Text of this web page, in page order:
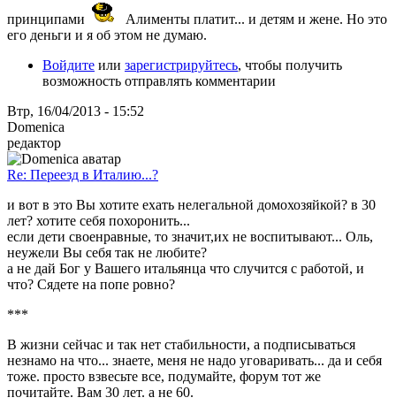
принципами
Алименты платит... и детям и жене. Но это
его деньги и я об этом не думаю.
Войдите или зарегистрируйтесь, чтобы получить
возможность отправлять комментарии
Втр, 16/04/2013 - 15:52
Domenica
редактор
Re: Переезд в Италию...?
и вот в это Вы хотите ехать нелегальной домохозяйкой? в 30
лет? хотите себя похоронить...
если дети своенравные, то значит,их не воспитывают... Оль,
неужели Вы себя так не любите?
а не дай Бог у Вашего итальянца что случится с работой, и
что? Сядете на попе ровно?
***
В жизни сейчас и так нет стабильности, а подписываться
незнамо на что... знаете, меня не надо уговаривать... да и себя
тоже. просто взвесьте все, подумайте, форум тот же
почитайте. Вам 30 лет. а не 60.